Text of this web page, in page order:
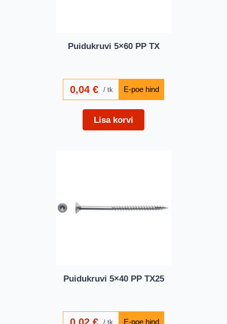
Puidukruvi 5×60 PP TX
0,04€ tk
Lisa korvi
Puidukruvi 5×40 PP TX25
0,02€ tk